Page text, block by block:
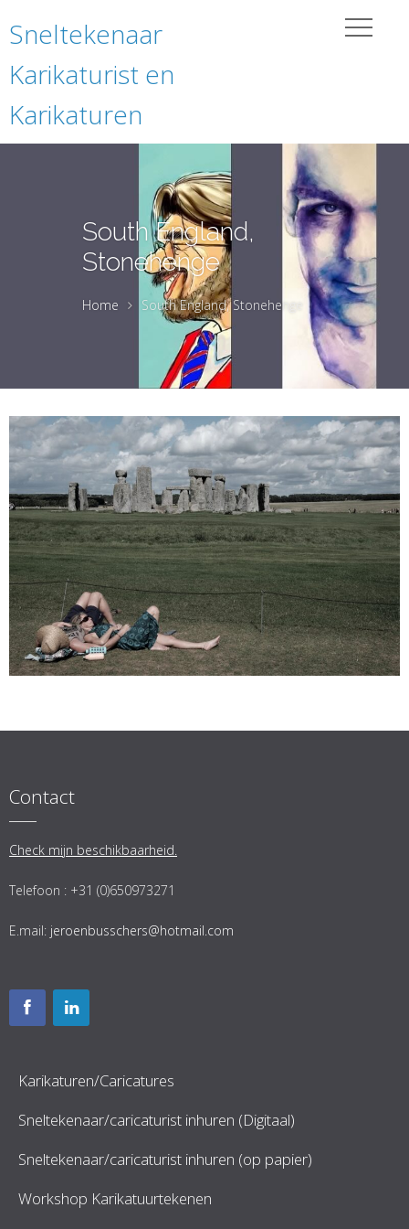
Sneltekenaar
Karikaturist en
Karikaturen
South England,
Stonehenge
Home South England, Stonehenge
Contact
Check mijn beschikbaarheid.
Telefoon : +31 (0)650973271
E.mail: jeroenbusschers@hotmail.com
Karikaturen/Caricatures
Sneltekenaar/caricaturist inhuren (Digitaal)
Sneltekenaar/caricaturist inhuren (op papier)
Workshop Karikatuurtekenen